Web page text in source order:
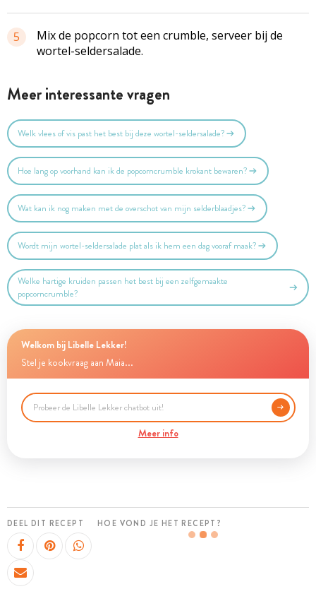
5 Mix de popcorn tot een crumble, serveer bij de
wortel-seldersalade.
Meer interessante vragen
Welk vlees of vis past het best bij deze wortel-seldersalade?
Hoe lang op voorhand kan ik de popcorncrumble krokant bewaren?
Wat kan ik nog maken met de overschot van mijn selderblaadjes?
Wordt mijn wortel-seldersalade plat als ik hem een dag vooraf maak?
Welke hartige kruiden passen het best bij een zelfgemaakte
popcorncrumble?
Welkom bij Libelle Lekker!
Stel je kookvraag aan Maia...
Meer info
DEEL DIT RECEPT HOE VOND JE HET RECEPT?